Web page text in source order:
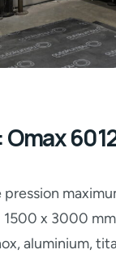
1500 x 3000 mm
aluminium,